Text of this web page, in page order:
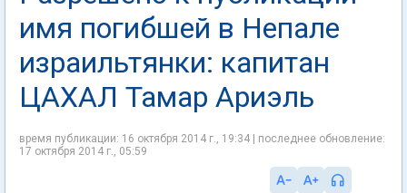
имя погибшей в Непале
израильтянки: капитан
ЦАХАЛ Тамар Ариэль
время публикации: 16 октября 2014 г., 19:34 | последнее обновление:
17 октября 2014 г., 05:59